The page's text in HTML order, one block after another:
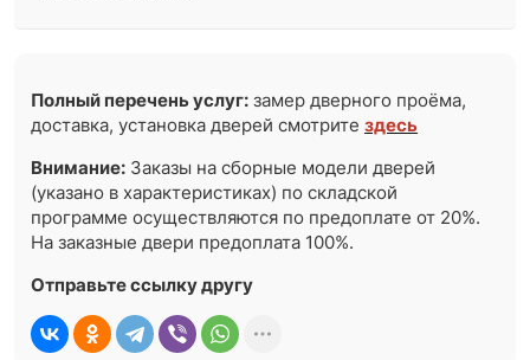
Полный перечень услуг: замер дверного проёма,
доставка, установка дверей смотритездесь
Внимание: Заказы на сборные модели дверей
(указано в характеристиках) по складской
программе осуществляются по предоплате от 20%.
На заказные двери предоплата 100%.
Отправьте ссылку другу